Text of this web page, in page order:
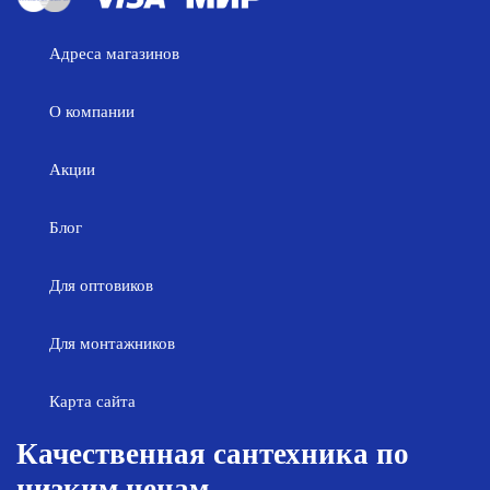
Адреса магазинов
О компании
Акции
Блог
Для оптовиков
Для монтажников
Карта сайта
Качественная сантехника по